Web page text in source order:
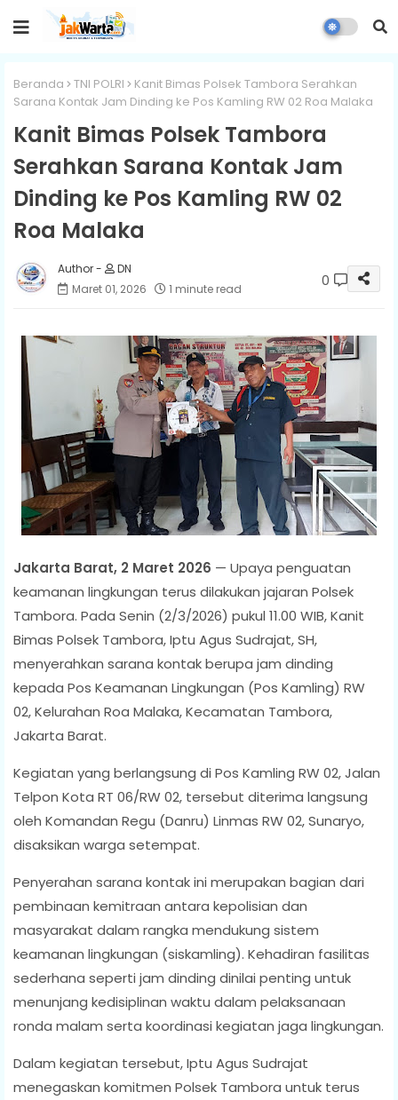
Beranda TNI POLRI
Kanit Bimas Polsek Tambora Serahkan
Sarana Kontak Jam Dinding ke Pos Kamling RW 02 Roa Malaka
Kanit Bimas Polsek Tambora
Serahkan Sarana Kontak Jam
Dinding ke Pos Kamling RW 02
Roa Malaka
DN
Maret 01, 2026
1 minute read 0
Jakarta Barat, 2 Maret 2026 — Upaya penguatan
keamanan lingkungan terus dilakukan jajaran Polsek
Tambora. Pada Senin (2/3/2026) pukul 11.00 WIB, Kanit
Bimas Polsek Tambora, Iptu Agus Sudrajat, SH,
menyerahkan sarana kontak berupa jam dinding
kepada Pos Keamanan Lingkungan (Pos Kamling) RW
02, Kelurahan Roa Malaka, Kecamatan Tambora,
Jakarta Barat.
Kegiatan yang berlangsung di Pos Kamling RW 02, Jalan
Telpon Kota RT 06/RW 02, tersebut diterima langsung
oleh Komandan Regu (Danru) Linmas RW 02, Sunaryo,
disaksikan warga setempat.
Penyerahan sarana kontak ini merupakan bagian dari
pembinaan kemitraan antara kepolisian dan
masyarakat dalam rangka mendukung sistem
keamanan lingkungan (siskamling). Kehadiran fasilitas
sederhana seperti jam dinding dinilai penting untuk
menunjang kedisiplinan waktu dalam pelaksanaan
ronda malam serta koordinasi kegiatan jaga lingkungan.
Dalam kegiatan tersebut, Iptu Agus Sudrajat
menegaskan komitmen Polsek Tambora untuk terus